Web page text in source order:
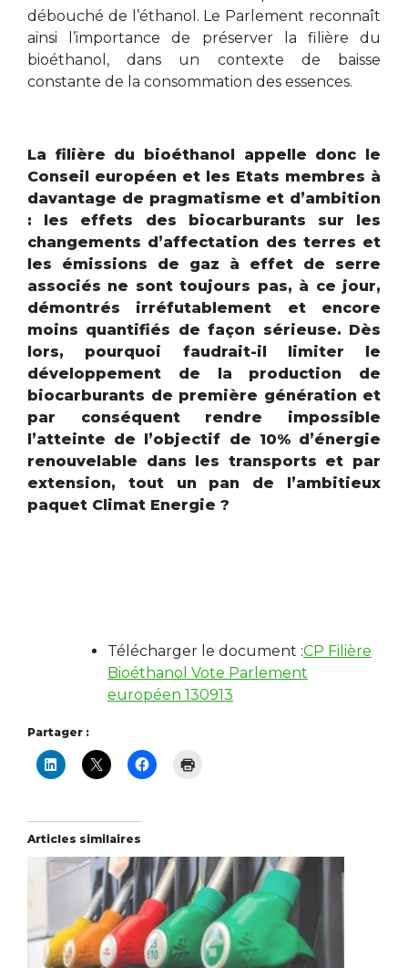
débouché de l’éthanol. Le Parlement reconnaît
ainsi l’importance de préserver la filière du
bioéthanol, dans un contexte de baisse
constante de la consommation des essences.
La filière du bioéthanol appelle donc le
Conseil européen et les Etats membres à
davantage de pragmatisme et d’ambition
: les effets des biocarburants sur les
changements d’affectation des terres et
les émissions de gaz à effet de serre
associés ne sont toujours pas, à ce jour,
démontrés irréfutablement et encore
moins quantifiés de façon sérieuse. Dès
lors, pourquoi faudrait-il limiter le
développement de la production de
biocarburants de première génération et
par conséquent rendre impossible
l’atteinte de l’objectif de 10% d’énergie
renouvelable dans les transports et par
extension, tout un pan de l’ambitieux
paquet Climat Energie ?
Télécharger le document :CP Filière
Bioéthanol Vote Parlement
européen 130913
Partager :
Articles similaires